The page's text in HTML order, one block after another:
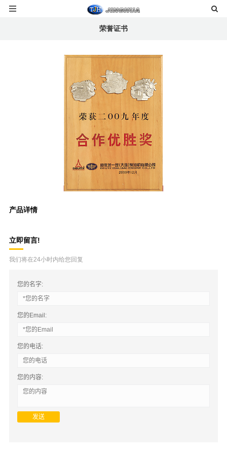
荣誉证书
产品详情
立即留言!
我们将在24小时内给您回复
您的名字:
您的Email:
您的电话:
您的内容: